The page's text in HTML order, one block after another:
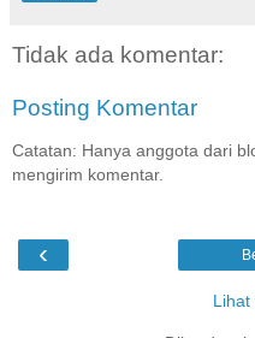
Tidak ada komentar:
Posting Komentar
Catatan: Hanya anggota dari
mengirim komentar.
‹
Lihat